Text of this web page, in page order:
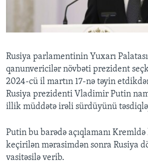
BIZI IZLƏYIN
Dillər
Rusiya parlamentinin Yuxarı
qanunvericilər növbəti prezident
2024-cü il martın 17-nə təyin
Rusiya prezidenti Vladimir Putin
illik müddətə irəli sürdüyünü
Putin bu barədə açıqlamanı
keçirilən mərasimdən sonra Rusiya
vasitəsilə verib.